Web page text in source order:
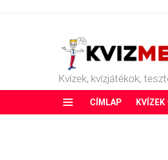
Kvízek, kvízjátékok,
CÍMLAP KVÍZEK